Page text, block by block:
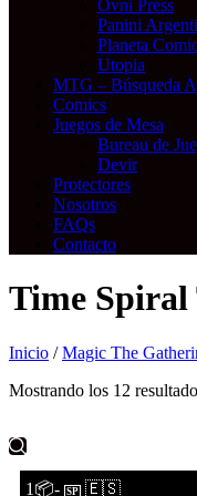
Ovni Press
Panini
Planeta
Utopia
MTG – Búsqueda
Comics
Juegos de Mesa
Bureau de
Devir
Protectores
Nosotros
FAQs
Contacto
Time
Inicio /Magic The
Mostrando los 12
1📦- SP 🇪🇸